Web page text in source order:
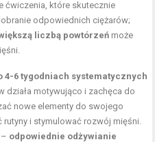
ćwiczenia, które skutecznie
odpowiednich ciężarów;
liczbą powtórzeń może
4-6 tygodniach systematycznych
działa motywująco i zachęca do
nowe elementy do swojego
i stymulować rozwój mięśni.
odpowiednie odżywianie